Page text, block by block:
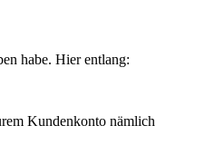
habe. Hier entlang:
Kundenkonto nämlich